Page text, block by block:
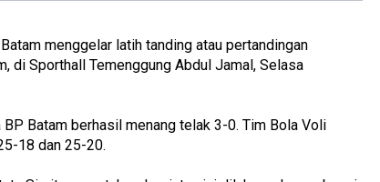
menggelar latih tanding atau pertandingan
di Sporthall Temenggung Abdul Jamal, Selasa
Batam berhasil menang telak 3-0. Tim Bola Voli
18 dan 25-20.